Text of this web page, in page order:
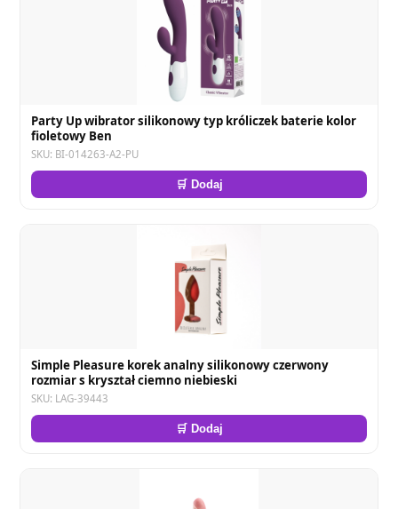
Party Up wibrator silikonowy typ króliczek baterie kolor
fioletowy Ben
SKU: BI-014263-A2-PU
🛒 Dodaj
Simple Pleasure korek analny silikonowy czerwony
rozmiar s kryształ ciemno niebieski
SKU: LAG-39443
🛒 Dodaj